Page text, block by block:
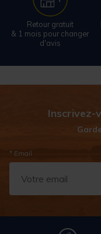
Retour gratuit
& 1 mois pour changer
d'avis
Inscrivez-
* Email